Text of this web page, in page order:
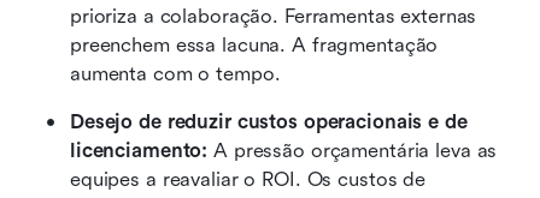
prioriza a colaboração. Ferramentas externas
preenchem essa lacuna. A fragmentação
aumenta com o tempo.
Desejo de reduzir custos operacionais e de
licenciamento: A pressão orçamentária leva as
equipes a reavaliar o ROI. Os custos de